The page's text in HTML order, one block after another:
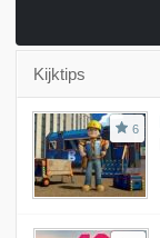
Kijktips
6